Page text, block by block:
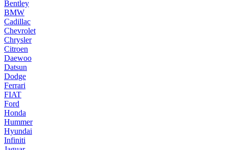
Bentley
BMW
Cadillac
Chevrolet
Chrysler
Citroen
Daewoo
Datsun
Dodge
Ferrari
FIAT
Ford
Honda
Hummer
Hyundai
Infiniti